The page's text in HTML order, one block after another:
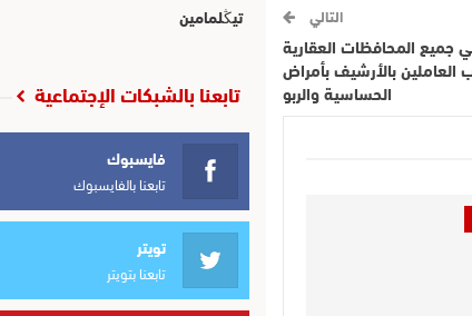
التالي
المحافظات العقارية
العاملين بالأرشيف بأمراض
الحساسية والربو
تيڭلمامين
تابعنا بالشبكات الإجتماعية
فايسبوك
تابعنا بالفايسبوك
تويتر
تابعنا بتويتر